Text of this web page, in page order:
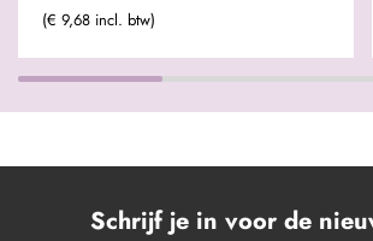
(€ 9,68 incl. btw)
Schrijf je in voor de